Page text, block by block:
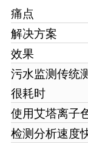
痛点
解决方案
效果
污水监测传统
很耗时
使用艾塔离子
检测分析速度